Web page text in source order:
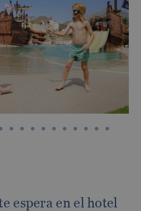
para disfrutar de la
y la Costa Blanca
espera en el hotel